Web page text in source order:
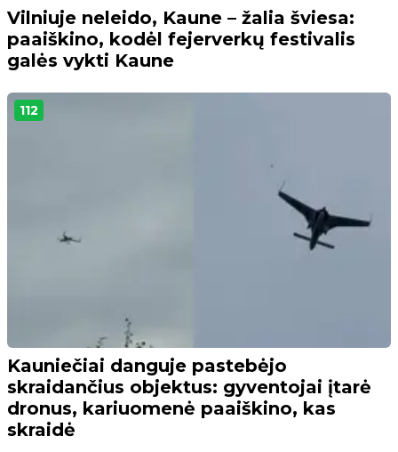
Vilniuje neleido, Kaune – žalia šviesa:
paaiškino, kodėl fejerverkų festivalis
galės vykti Kaune
112
Kauniečiai danguje pastebėjo
skraidančius objektus: gyventojai įtarė
dronus, kariuomenė paaiškino, kas
skraidė